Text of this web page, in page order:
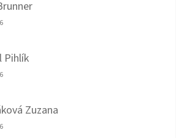
obchodu je 5 z 5 hvězdiček.
Pihlík
obchodu je 5 z 5 hvězdiček.
Zuzana
obchodu je 5 z 5 hvězdiček.